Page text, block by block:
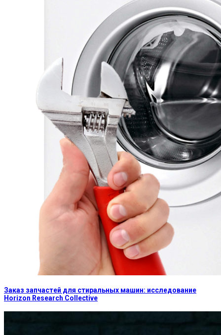
Заказ запчастей для стиральных машин: исследование
Horizon Research Collective